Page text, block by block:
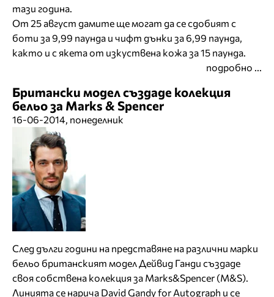
тази година.
От 25 август дамите ще могат да се сдобият с
боти за 9,99 паунда и чифт дънки за 6,99 паунда,
както и с якета от изкуствена кожа за 15 паунда.
подробно ...
Британски модел създаде колекция
бельо за Marks & Spencer
16-06-2014, понеделник
След дълги години на представяне на различни марки
бельо британският модел Дейвид Ганди създаде
своя собствена колекция за Marks&Spencer (M&S).
Линията се нарича David Gandy for Autograph и се